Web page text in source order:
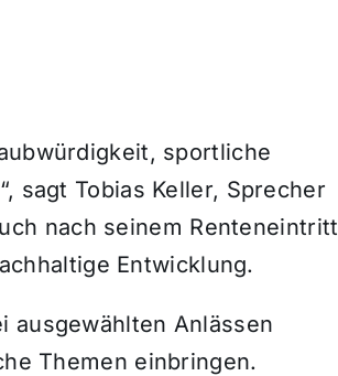
sportliche
sagt Tobias Keller, Sprecher
nach seinem Renteneintritt
Entwicklung.
ausgewählten Anlässen
Themen einbringen.